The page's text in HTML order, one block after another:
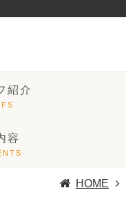
紹介
容
HOME